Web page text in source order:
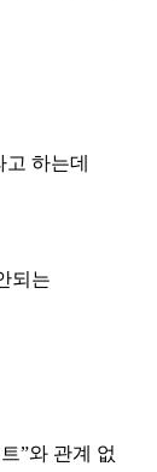
하는데
되는
”와 관계 없